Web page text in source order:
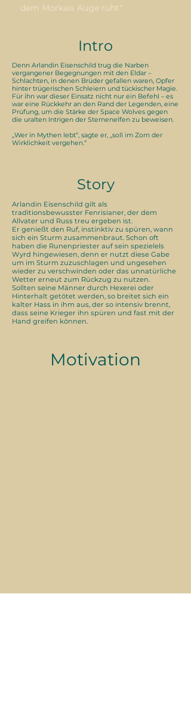
dem Morkais Auge ruht"
Intro
Denn Arlandin Eisenschild trug die Narben
vergangener Begegnungen mit den Eldar –
Schlachten, in denen Brüder gefallen waren, Opfer
hinter trügerischen Schleiern und tückischer Magie.
Für ihn war dieser Einsatz nicht nur ein Befehl – es
war eine Rückkehr an den Rand der Legenden, eine
Prüfung, um die Stärke der Space Wolves gegen
die uralten Intrigen der Sternenelfen zu beweisen.
„Wer in Mythen lebt“, sagte er, „soll im Zorn der
Wirklichkeit vergehen.“
Story
Arlandin Eisenschild gilt als
traditionsbewusster Fenrisianer, der dem
Allvater und Russ treu ergeben ist.
Er genießt den Ruf, instinktiv zu spüren, wann
sich ein Sturm zusammenbraut. Schon oft
haben die Runenpriester auf sein spezielels
Wyrd hingewiesen, denn er nutzt diese Gabe
um im Sturm zuzuschlagen und ungesehen
wieder zu verschwinden oder das unnatürliche
Wetter erneut zum Rückzug zu nutzen.
Sollten seine Männer durch Hexerei oder
Hinterhalt getötet werden, so breitet sich ein
kalter Hass in ihm aus, der so intensiv brennt,
dass seine Krieger ihn spüren und fast mit der
Hand greifen können.
Motivation